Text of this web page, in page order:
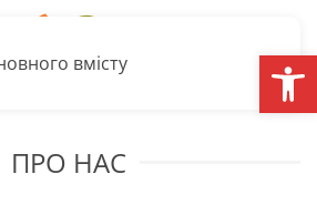
вмісту
ПРО НАС